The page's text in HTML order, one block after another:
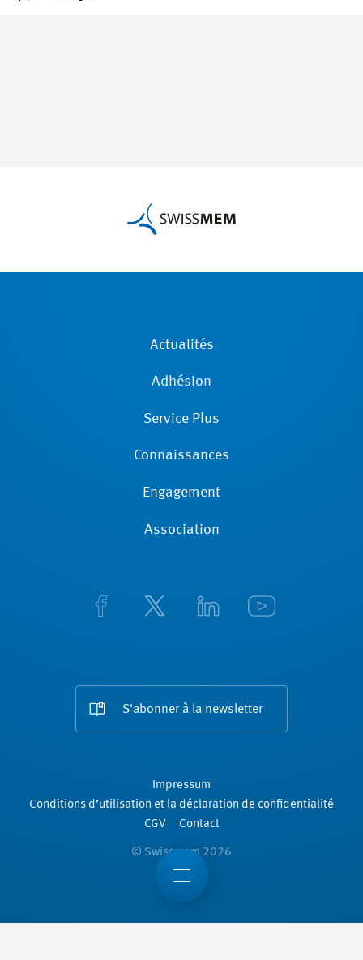
Actualités
Adhésion
Service Plus
Connaissances
Engagement
Association
S'abonner à la newsletter
Impressum
Conditions d’utilisation et la déclaration de confidentialité
CGV
Contact
© Swissmem 2026